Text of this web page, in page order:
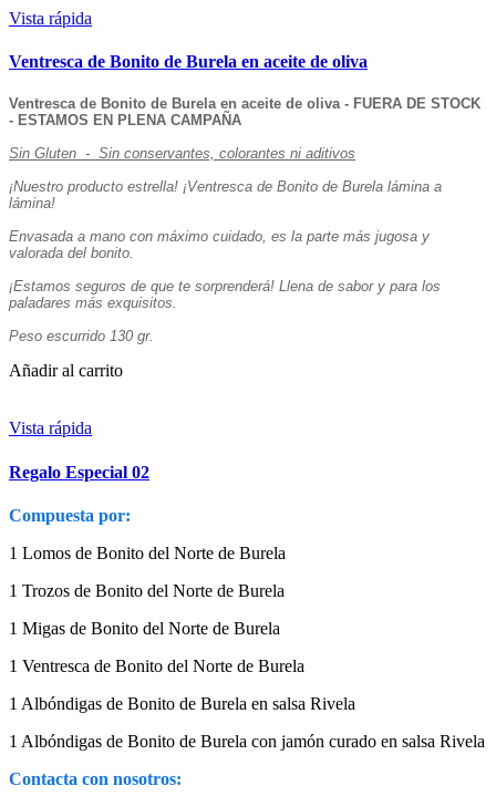
Vista rápida
Ventresca de Bonito de Burela en aceite de oliva
Ventresca de Bonito de Burela en aceite de oliva - FUERA DE STOCK
- ESTAMOS EN PLENA CAMPAÑA
Sin Gluten - Sin conservantes, colorantes ni aditivos
¡Nuestro producto estrella! ¡Ventresca de Bonito de Burela lámina a
lámina!
Envasada a mano con máximo cuidado, es la parte más jugosa y
valorada del bonito.
¡Estamos seguros de que te sorprenderá! Llena de sabor y para los
paladares más exquisitos.
Peso escurrido 130 gr.
Añadir al carrito
Vista rápida
Regalo Especial 02
Compuesta por:
1 Lomos de Bonito del Norte de Burela
1 Trozos de Bonito del Norte de Burela
1 Migas de Bonito del Norte de Burela
1 Ventresca de Bonito del Norte de Burela
1 Albóndigas de Bonito de Burela en salsa Rivela
1 Albóndigas de Bonito de Burela con jamón curado en salsa Rivela
Contacta con nosotros: